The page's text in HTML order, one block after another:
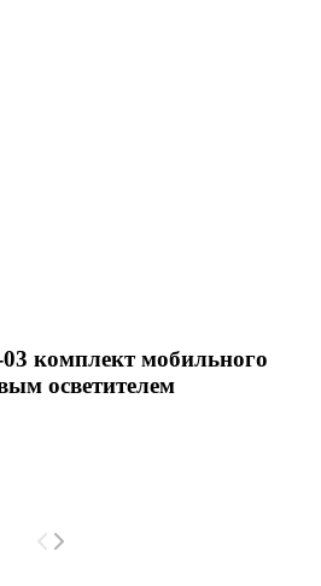
комплект мобильного
осветителем